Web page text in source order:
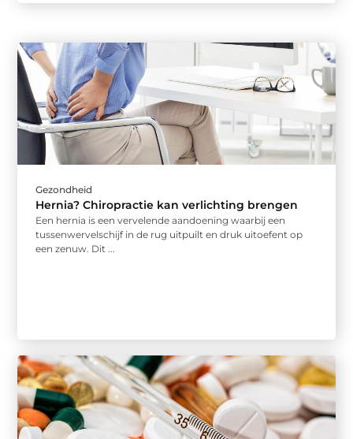
Gezondheid
Hernia? Chiropractie kan verlichting brengen
Een hernia is een vervelende aandoening waarbij een
tussenwervelschijf in de rug uitpuilt en druk uitoefent op
een zenuw. Dit ...